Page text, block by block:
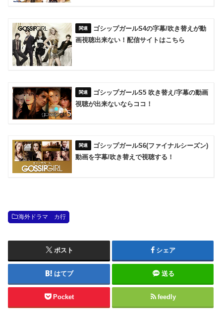
ゴシップガールS4の字幕/吹き替えが動
画視聴出来ない！配信サイトはこちら
ゴシップガールS5 吹き替え/字幕の動画
視聴が出来ないならココ！
ゴシップガールS6(ファイナルシーズン)
動画を字幕/吹き替えで視聴する！
海外ドラマ カ行
ポスト シェア
はてブ 送る
Pocket feedly